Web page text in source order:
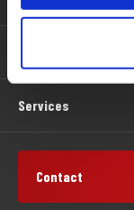
Services
Contact